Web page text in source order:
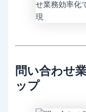
問い合わせ
ップ